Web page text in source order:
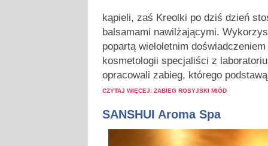
kąpieli, zaś Kreolki po dziś dzień
balsamami nawilżającymi.
popartą wieloletnim
kosmetologii specjaliści z
opracowali zabieg, którego
CZYTAJ WIĘCEJ: ZABIEG ROSYJSKI MIÓD
SANSHUI Aroma Spa